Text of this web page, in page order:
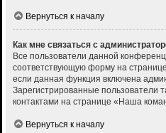
Вернуться к началу
Как мне связаться с
Все пользователи данной
соответствующую форму на
если данная функция включена
Зарегистрированные пользователи
контактами на странице «Наша
Вернуться к началу